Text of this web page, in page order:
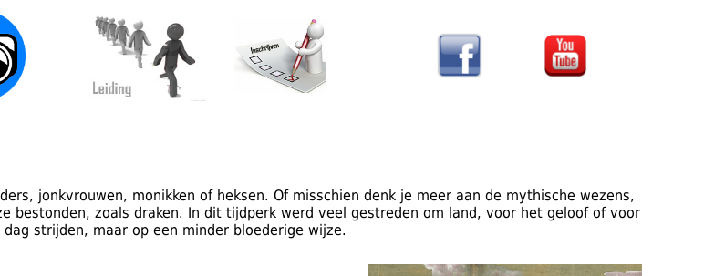
jonkvrouwen, monikken of heksen. Of misschien denk je meer aan de mythische wezens,
bestonden, zoals draken. In dit tijdperk werd veel gestreden om land, voor het geloof of voor
strijden, maar op een minder bloederige wijze.